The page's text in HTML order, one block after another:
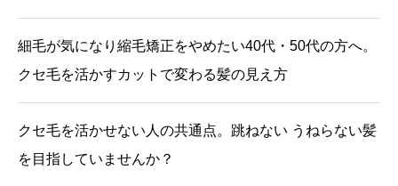
細毛が気になり縮毛矯正をやめたい40代・50代の方へ。
クセ毛を活かすカットで変わる髪の見え方
クセ毛を活かせない人の共通点。跳ねない うねらない髪
を目指していませんか？